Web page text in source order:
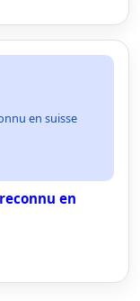
en suisse
en